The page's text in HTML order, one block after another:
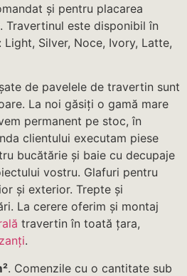
și pentru placarea
Travertinul este disponibil în
Silver, Noce, Ivory, Latte,
de pavelele de travertin sunt
La noi găsiți o gamă mare
permanent pe stoc, în
clientului executam piese
bucătărie și baie cu decupaje
vostru. Glafuri pentru
și exterior. Trepte și
La cerere oferim și montaj
travertin în toată țara,
.
. Comenzile cu o cantitate sub